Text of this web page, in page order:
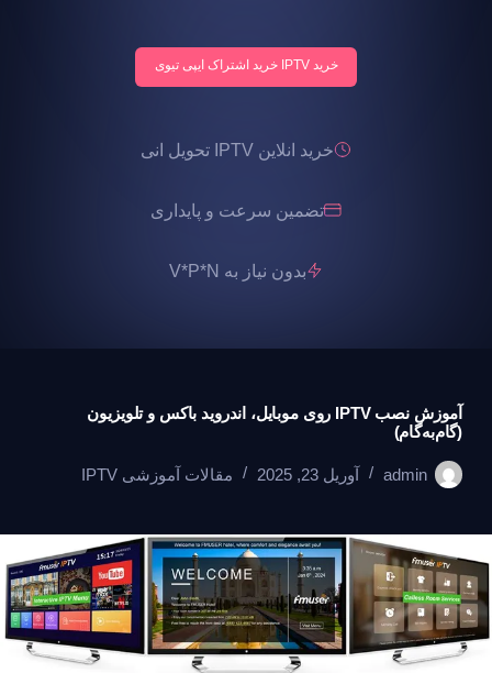
خرید IPTV خرید اشتراک ایپی تیوی
خرید انلاین IPTV تحویل انی
تضمین سرعت و پایداری
بدون نیاز به V*P*N
آموزش نصب IPTV روی موبایل، اندروید باکس و تلویزیون
(گام‌به‌گام)
admin آوریل 23, 2025 مقالات آموزشی IPTV